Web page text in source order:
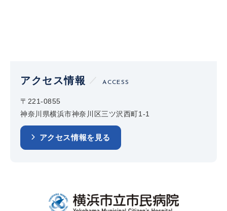
アクセス情報 ACCESS
〒221-0855
神奈川県横浜市神奈川区三ツ沢西町1-1
アクセス情報を見る